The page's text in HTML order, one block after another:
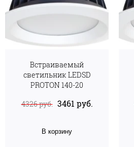
Встраиваемый
светильник LEDSD
PROTON 140-20
4326 руб. 3461 руб.
В корзину